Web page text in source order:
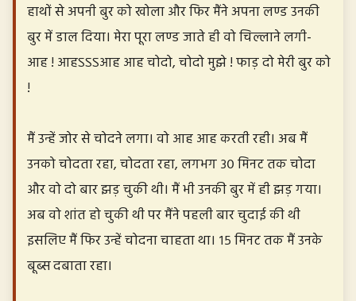
हाथों से अपनी बुर को खोला और फिर मैंने अपना लण्ड उनकी
बुर में डाल दिया। मेरा पूरा लण्ड जाते ही वो चिल्लाने लगी-
आह ! आहऽऽऽआह आह चोदो, चोदो मुझे ! फाड़ दो मेरी बुर को
!
मैं उन्हें जोर से चोदने लगा। वो आह आह करती रही। अब मैं
उनको चोदता रहा, चोदता रहा, लगभग ३० मिनट तक चोदा
और वो दो बार झड़ चुकी थी। मैं भी उनकी बुर में ही झड़ गया।
अब वो शांत हो चुकी थी पर मैंने पहली बार चुदाई की थी
इसलिए मैं फिर उन्हें चोदना चाहता था। १५ मिनट तक मैं उनके
बूब्स दबाता रहा।